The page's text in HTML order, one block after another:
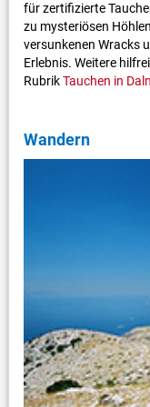
für zertifizierte
zu mysteriösen
versunkenen Wracks
Erlebnis. Weitere
RubrikTauchen in
Wandern